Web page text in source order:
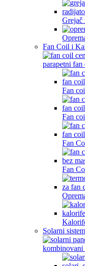
Grejač
Fan Coil i
Fan
Fan
Fan
Fan
Solarni